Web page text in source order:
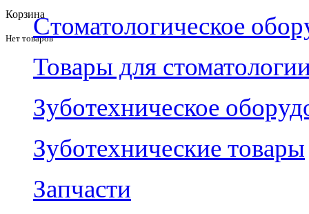
Корзина
Нет товаровСтоматологическое
Товары для
Зуботехническое
Зуботехнические товары
Запчасти